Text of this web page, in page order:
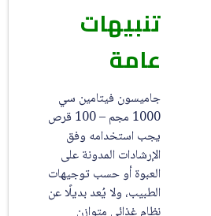
تنبيهات
عامة
جاميسون فيتامين سي
1000 مجم – 100 قرص
يجب استخدامه وفق
الإرشادات المدونة على
العبوة أو حسب توجيهات
الطبيب، ولا يُعد بديلًا عن